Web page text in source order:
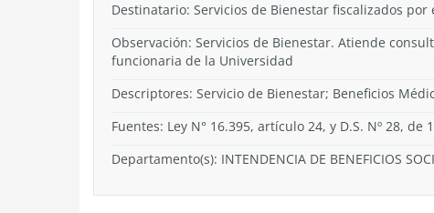
Destinatario: Servicios de Bienestar fiscalizados
Observación: Servicios de Bienestar. Atiende
funcionaria de la Universidad
Descriptores: Servicio de Bienestar; Beneficios
Fuentes: Ley N° 16.395, artículo 24, y D.S. Nº 28,
Departamento(s): INTENDENCIA DE BENEFICIOS